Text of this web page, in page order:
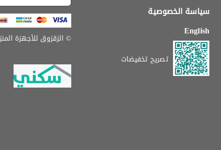
سياسة الخصوصية
English
تصريح تخفيضات
© الزقزوق للأجهزة